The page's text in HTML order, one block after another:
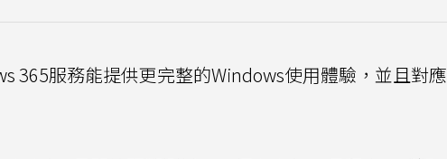
365服務能提供更完整的Windows使用體驗，並且對應